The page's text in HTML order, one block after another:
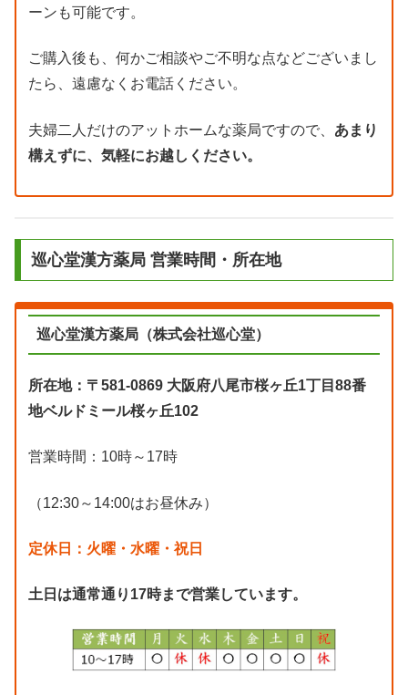
ーンも可能です。
ご購入後も、何かご相談やご不明な点などございまし
たら、遠慮なくお電話ください。
夫婦二人だけのアットホームな薬局ですので、 あまり
構えずに、気軽にお越しください。
巡心堂漢方薬局 営業時間・所在地
巡心堂漢方薬局（株式会社巡心堂）
所在地：〒581-0869 大阪府八尾市桜ヶ丘1丁目88番
地ベルドミール桜ヶ丘102
営業時間：10時～17時
（12:30～14:00はお昼休み）
定休日：火曜・水曜・祝日
土日は通常通り17時まで営業しています。